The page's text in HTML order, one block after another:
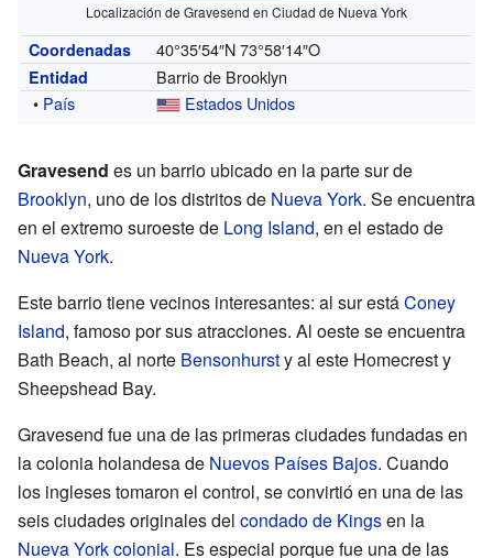
Localización de Gravesend en Ciudad de Nueva York
Coordenadas 40°35′54″N 73°58′14″O
Entidad
Barrio de Brooklyn
• País Estados Unidos
Gravesend es un barrio ubicado en la parte sur de
Brooklyn, uno de los distritos de Nueva York. Se encuentra
en el extremo suroeste de Long Island, en el estado de
Nueva York.
Este barrio tiene vecinos interesantes: al sur estáConey
Island, famoso por sus atracciones. Al oeste se encuentra
Bath Beach, al norte Bensonhursty al este Homecrest y
Sheepshead Bay.
Gravesend fue una de las primeras ciudades fundadas en
la colonia holandesa de Nuevos Países Bajos. Cuando
los ingleses tomaron el control, se convirtió en una de las
seis ciudades originales del condado de Kingsen la
Nueva York colonial. Es especial porque fue una de las